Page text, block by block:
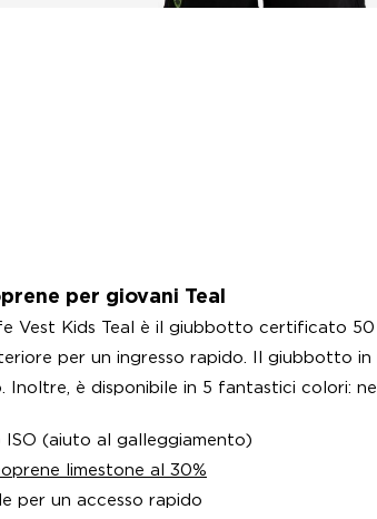
per giovani Teal
Vest Kids Teal è il giubbotto certificato
per un ingresso rapido. Il giubbotto
Inoltre, è disponibile in 5 fantastici colori:
(aiuto al galleggiamento)
limestone al 30%
per un accesso rapido